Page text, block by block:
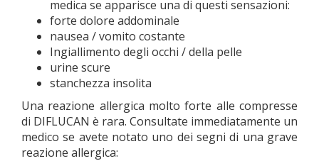
medica se apparisce una di questi sensazioni:
forte dolore addominale
nausea / vomito costante
Ingiallimento degli occhi / della pelle
urine scure
stanchezza insolita
Una reazione allergica molto forte alle compresse
di DIFLUCAN è rara. Consultate immediatamente un
medico se avete notato uno dei segni di una grave
reazione allergica: